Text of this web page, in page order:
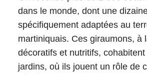
dans le monde, dont une
spécifiquement adaptées au
martiniquais. Ces giraumons, à
décoratifs et nutritifs,
jardins, où ils jouent un rôle de